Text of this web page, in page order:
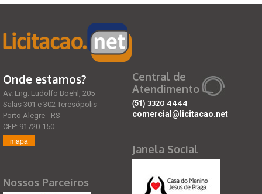
Onde estamos?
Av. Eng. Ludolfo Boehl, 205
Salas 301 e 302 Teresópolis
Porto Alegre - RS
CEP: 91720-150
mapa
Nossos Parceiros
Central de
Atendimento
(51) 3320 4444
comercial@licitacao.net
Janela Social